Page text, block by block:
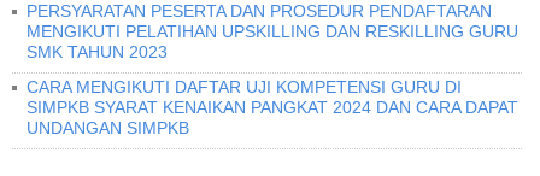
PERSYARATAN PESERTA DAN PROSEDUR PENDAFTARAN
MENGIKUTI PELATIHAN UPSKILLING DAN RESKILLING GURU
SMK TAHUN 2023
CARA MENGIKUTI DAFTAR UJI KOMPETENSI GURU DI
SIMPKB SYARAT KENAIKAN PANGKAT 2024 DAN CARA DAPAT
UNDANGAN SIMPKB